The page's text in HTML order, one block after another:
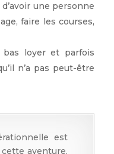
une personne
faire les courses,
loyer et parfois
n’a pas peut-être
est
aventure,